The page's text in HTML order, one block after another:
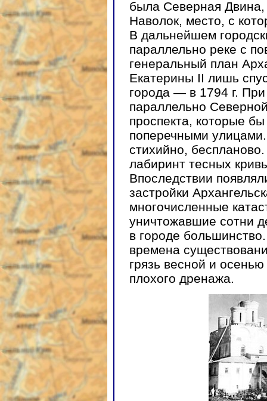
была Северная
Наволок, место, с
В дальнейшем
параллельно реке с
генеральный план
Екатерины II лишь
города — в 1794 г.
параллельно
проспекта, которые
поперечными
стихийно,
лабиринт тесных
Впоследствии
застройки
многочисленные
уничтожавшие сотни
в городе
времена
грязь весной и
плохого дренажа.